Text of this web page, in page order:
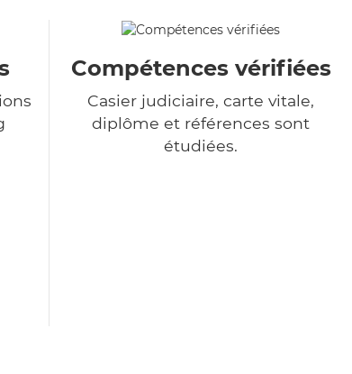
Compétences vérifiées
Casier judiciaire, carte vitale,
diplôme et références sont
étudiées.